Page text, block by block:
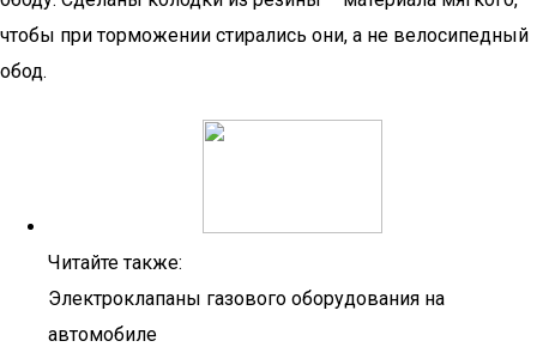
чтобы при торможении стирались они, а не велосипедный
обод.
Читайте также:
Электроклапаны газового оборудования на
автомобиле